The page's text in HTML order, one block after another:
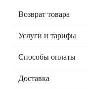
Возврат товара
Услуги и тарифы
Способы оплаты
Доставка